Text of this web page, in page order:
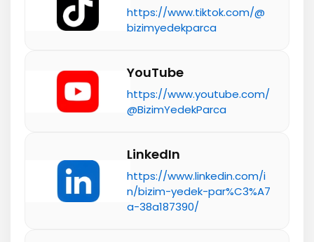
https://www.tiktok.com/@
bizimyedekparca
YouTube
https://www.youtube.com/
@BizimYedekParca
LinkedIn
https://www.linkedin.com/i
n/bizim-yedek-par%C3%A7
a-38a187390/